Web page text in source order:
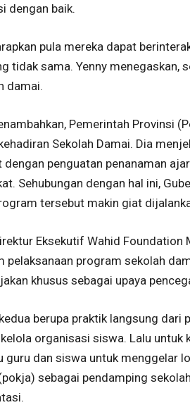
dengan baik.
pula mereka dapat
tidak sama. Yenny menegaskan,
damai.
Pemerintah Provinsi
Sekolah Damai. Dia
dengan penguatan penanaman
Sehubungan dengan hal ini,
tersebut makin giat
Eksekutif Wahid
pelaksanaan program sekolah
khusus sebagai upaya
berupa praktik langsung
organisasi siswa. Lalu untuk
guru dan siswa untuk menggelar
sebagai pendamping